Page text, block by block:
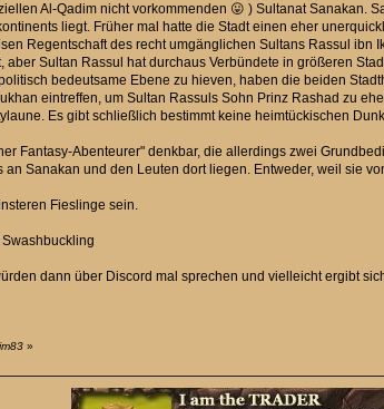
Al-Qadim nicht vorkommenden 😛 ) Sultanat
liegt. Früher mal hatte die Stadt einen eher
Regentschaft des recht umgänglichen Sultans Rassul ibn
Sultan Rassul hat durchaus Verbündete in größeren
bedeutsame Ebene zu hieven, haben die beiden
eintreffen, um Sultan Rassuls Sohn Prinz Rashad zu
Es gibt schließlich bestimmt keine heimtückischen
Fantasy-Abenteurer" denkbar, die allerdings zwei
an Sanakan und den Leuten dort liegen. Entweder, weil sie
Fieslinge sein.
dann über Discord mal sprechen und vielleicht ergibt
»